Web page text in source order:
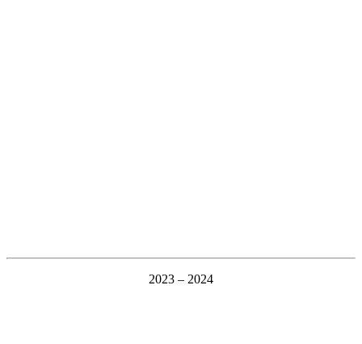
2023 – 2024